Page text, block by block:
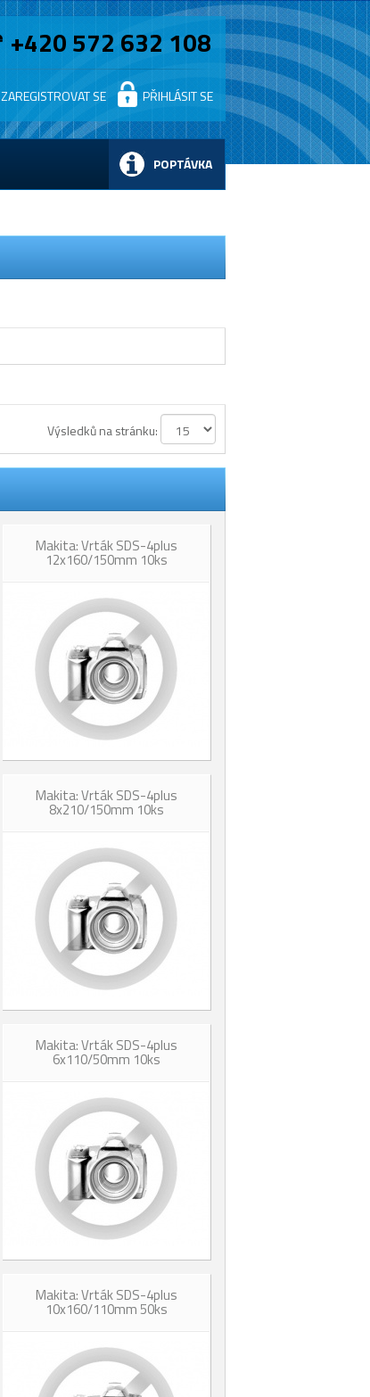
+420 572 632 108
ZAREGISTROVAT SE PŘIHLÁSIT SE
POPTÁVKA
Výsledků na stránku:
Makita: Vrták SDS-4plus
12x160/150mm 10ks
Makita: Vrták SDS-4plus
8x210/150mm 10ks
Makita: Vrták SDS-4plus
6x110/50mm 10ks
Makita: Vrták SDS-4plus
10x160/110mm 50ks